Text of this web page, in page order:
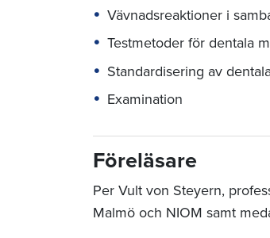
Vävnadsreaktioner i
Testmetoder för dentala
Standardisering av
Examination
Föreläsare
Per Vult von Steyern,
Malmö och NIOM samt